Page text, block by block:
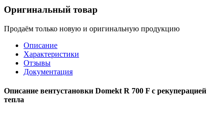
Оригинальный товар
Продаём только новую и оригинальную продукцию
Описание
Характеристики
Отзывы
Документация
Описание вентустановки Domekt R 700 F с рекуперацией
тепла